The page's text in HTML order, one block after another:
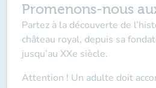
Promenons-nous
Partez à la découverte de
château royal, depuis sa
jusqu’au XXe siècle.
Attention ! Un adulte doit